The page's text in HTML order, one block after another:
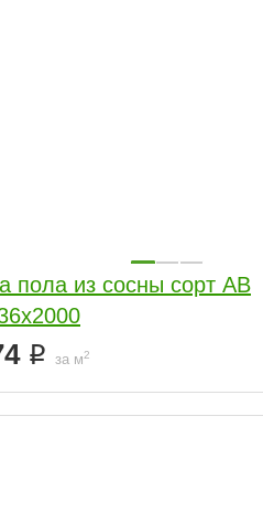
пола из сосны сорт АВ
за м2